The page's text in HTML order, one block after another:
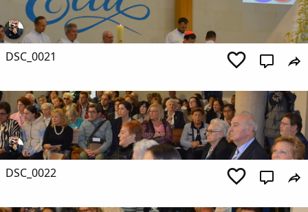
DSC_0021
DSC_0022